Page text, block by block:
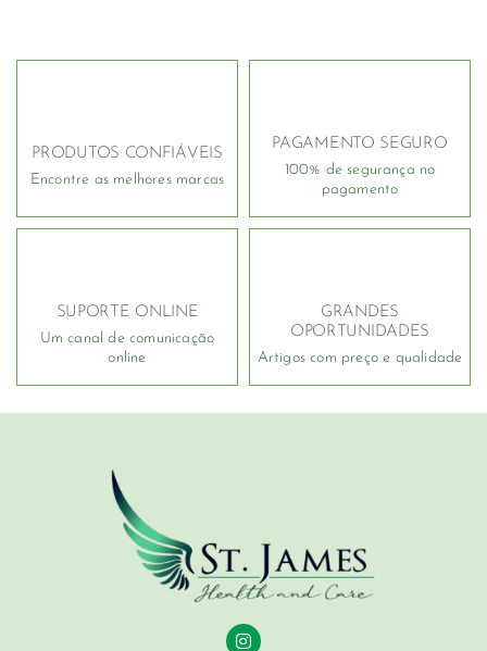
PRODUTOS CONFIÁVEIS
Encontre as melhores marcas
PAGAMENTO SEGURO
100% de segurança no
pagamento
SUPORTE ONLINE
Um canal de comunicação
online
GRANDES
OPORTUNIDADES
Artigos com preço e qualidade